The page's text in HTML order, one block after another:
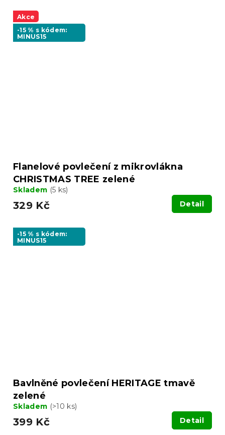
Akce
-15 % s kódem:
MINUS15
Flanelové povlečení z mikrovlákna
CHRISTMAS TREE zelené
Skladem (5 ks)
329 Kč Detail
-15 % s kódem:
MINUS15
Bavlněné povlečení HERITAGE tmavě
zelené
Skladem (>10 ks)
399 Kč Detail